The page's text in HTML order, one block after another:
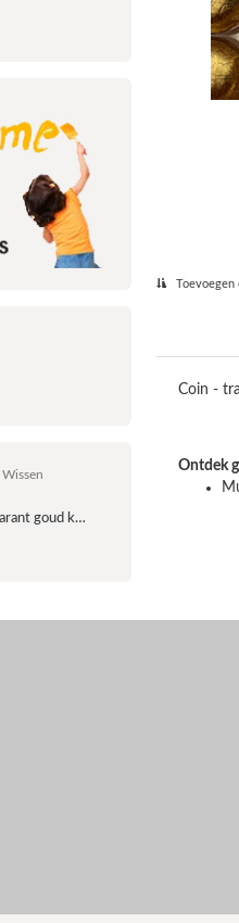
Wissen
Coin - Transparant goud kern - Murano glas - 12mm
Coin -
Ontdek